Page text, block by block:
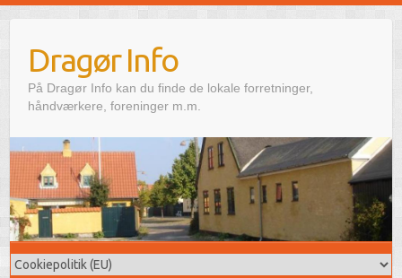
Dragør Info
På Dragør Info kan du finde de lokale forretninger,
håndværkere, foreninger m.m.